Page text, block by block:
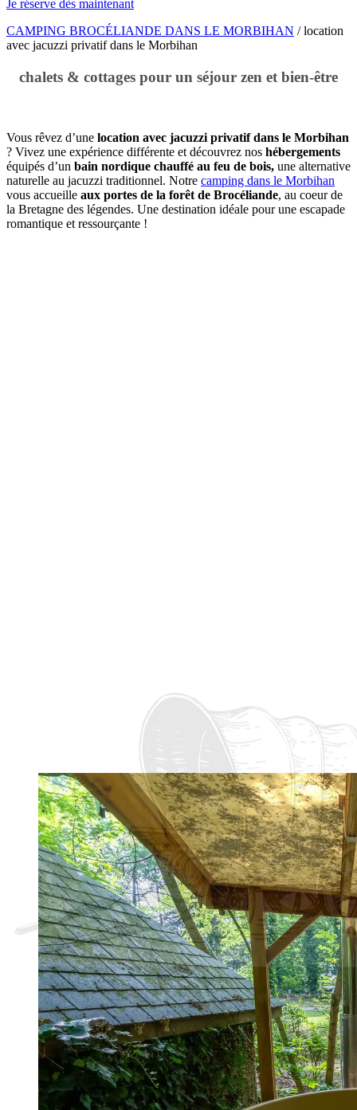
Je réserve dès maintenant
CAMPING BROCÉLIANDE DANS LE MORBIHAN /location
avec jacuzzi privatif dans le Morbihan
chalets & cottages pour un séjour zen et bien-être
Vous rêvez d’une location avec jacuzzi privatif dans le Morbihan
? Vivez une expérience différente et découvrez nos hébergements
équipés d’un bain nordique chauffé au feu de bois, une alternative
naturelle au jacuzzi traditionnel. Notre camping dans le Morbihan
vous accueille aux portes de la forêt de Brocéliande, au coeur de
la Bretagne des légendes. Une destination idéale pour une escapade
romantique et ressourçante !